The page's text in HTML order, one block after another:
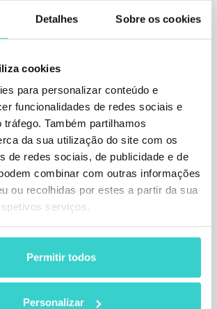
Detalhes Sobre os cookies
cookies
para personalizar conteúdo e
funcionalidades de redes sociais e
Também partilhamos
da sua utilização do site com os
de redes sociais, de publicidade e de
combinar com outras informações
ou recolhidas por estes a partir da sua
serviços.
Permitir todos
Personalizar
sobre a Expo Mobile
13 julho 2023
da Expo Mobile 2023 chegou ao
muito a dizer a este respeito.
para conhecer nossas